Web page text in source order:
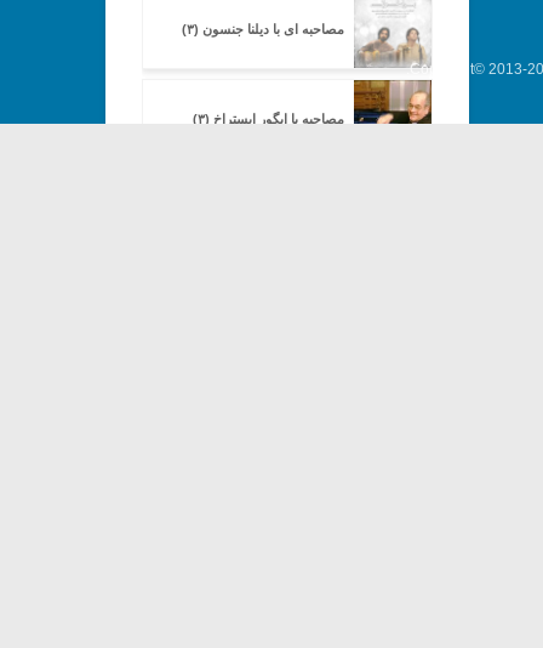
مصاحبه ای با دیلنا جنسون (۳)
مصاحبه با ایگور ایستراخ (۳)
Copyright© 2013-